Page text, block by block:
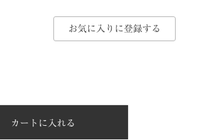
お気に入りに登録する
カートに入れる